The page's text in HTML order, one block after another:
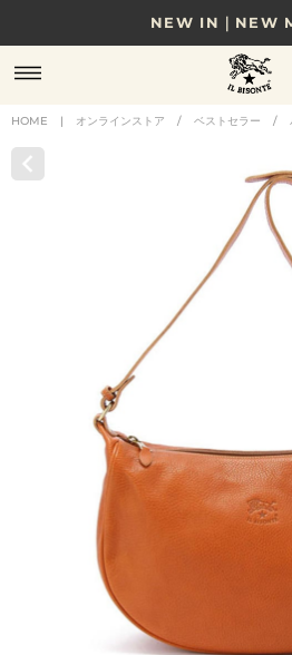
NEW IN｜NEW
8/17(月)10時まで｜税込
贈る相手やシーンから選べる
HOME | オンラインストア / ベストセラー /